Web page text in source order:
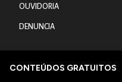
OUVIDORIA
DENUNCIA
CONTEÚDOS GRATUITOS